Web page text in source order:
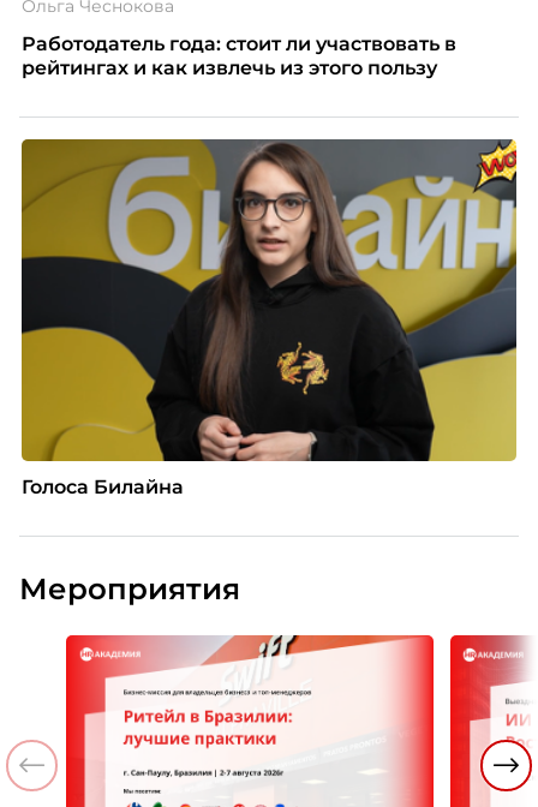
Ольга Чеснокова
Работодатель года: стоит ли участвовать в
рейтингах и как извлечь из этого пользу
Голоса Билайна
Мероприятия